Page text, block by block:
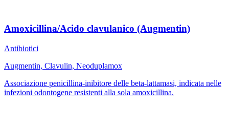
Amoxicillina/Acido clavulanico (Augmentin)
Antibiotici
Augmentin, Clavulin, Neoduplamox
Associazione penicillina-inibitore delle beta-lattamasi, indicata nelle
infezioni odontogene resistenti alla sola amoxicillina.